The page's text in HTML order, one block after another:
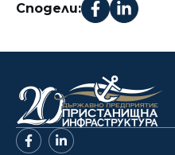
Сподели: